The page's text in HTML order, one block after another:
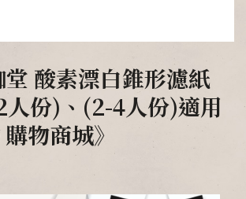
酸素漂白錐形濾紙
人份)、(2-4人份)適用
物商城》